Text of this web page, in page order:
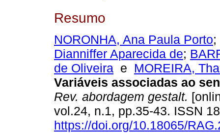
Resumo
NORONHA, Ana Paula Porto;
Dianniffer Aparecida de;
de Oliveira e MOREIRA,
Variáveis associadas ao
Rev. abordagem gestalt.
vol.24, n.1, pp.35-43. ISSN
https://doi.org/10.18065/